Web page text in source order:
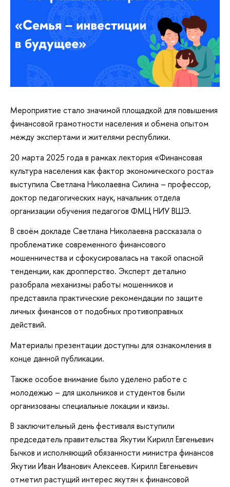
Мероприятие стало значимой площадкой для повышения
финансовой грамотности населения и обмена опытом
между экспертами и жителями республики.
20 марта 2025 года в рамках лектория «Финансовая
культура населения как фактор экономического роста»
выступила Светлана Николаевна Силина – профессор,
доктор педагогических наук, начальник отдела
организации обучения педагогов ФМЦ НИУ ВШЭ.
В своём докладе Светлана Николаевна рассказала о
проблематике современного финансового
мошенничества и сфокусировалась на такой опасной
тенденции, как дропперство. Эксперт детально
разобрала механизмы работы мошенников и
представила практические рекомендации по защите
личных финансов от подобных противоправных
действий.
Материалы презентации доступны для ознакомления в
конце данной публикации.
Также особое внимание было уделено работе с
молодежью – для школьников и студентов были
организованы специальные локации и квизы.
В заключительный день фестиваля выступили
председатель правительства Якутии Кирилл Евгеньевич
Бычков и исполняющий обязанности министра финансов
Якутии Иван Иванович Алексеев. Кирилл Евгеньевич
отметил растущий интерес якутян к финансовой